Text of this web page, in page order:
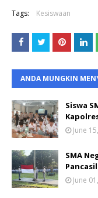
Tags: Kesiswaan
ANDA MUNGKIN
Siswa
June
SMA
June